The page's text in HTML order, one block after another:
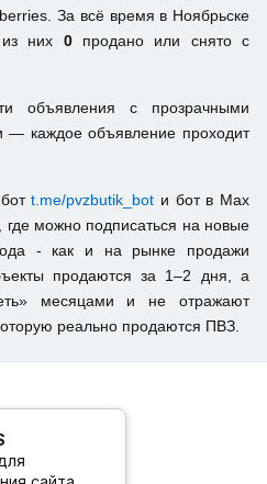
За всё время в Ноябрьске
них 0продано или снято с
объявления с прозрачными
— каждое объявление проходит
ботt.me/pvzbutik_bot и бот в Max
, где можно подписаться на новые
- как и на рынке продажи
продаются за 1–2 дня, а
месяцами и не отражают
реально продаются ПВЗ.